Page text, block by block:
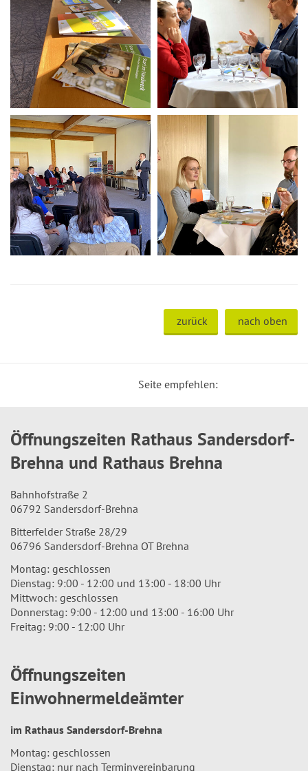
zurück nach oben
Seite empfehlen:
Öffnungszeiten Rathaus Sandersdorf-
Brehna und Rathaus Brehna
Bahnhofstraße 2
06792 Sandersdorf-Brehna
Bitterfelder Straße 28/29
06796 Sandersdorf-Brehna OT Brehna
Montag: geschlossen
Dienstag: 9:00 - 12:00 und 13:00 - 18:00 Uhr
Mittwoch: geschlossen
Donnerstag: 9:00 - 12:00 und 13:00 - 16:00 Uhr
Freitag: 9:00 - 12:00 Uhr
Öffnungszeiten
Einwohnermeldeämter
im Rathaus Sandersdorf-Brehna
Montag: geschlossen
Dienstag: nur nach Terminvereinbarung